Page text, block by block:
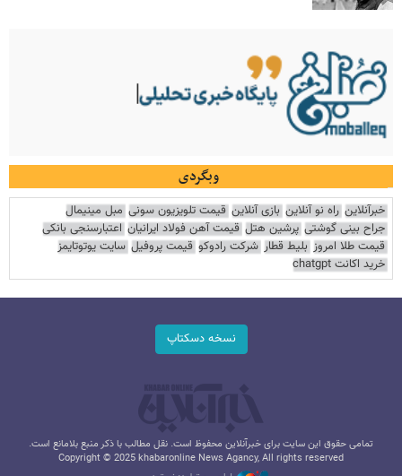
وبگردی
خبرآنلاین راه نو آنلاین بازی آنلاین قیمت تلویزیون سونی مبل مینیمال
جراح بینی گوشتی پرشین هتل قیمت آهن فولاد ایرانیان اعتبارسنجی بانکی
قیمت طلا امروز بلیط قطار شرکت رادوکو قیمت پروفیل سایت یوتوتایمز
خرید اکانت chatgpt
نسخه دسکتاپ
تمامی حقوق این سایت برای خبرآنلاین محفوظ است. نقل مطالب با ذکر منبع بلامانع است.
Copyright © 2025 khabaronline News Agancy, All rights reserved